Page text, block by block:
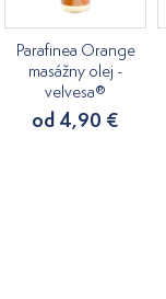
Parafinea Orange
masážny olej -
velvesa®
od 4,90 €